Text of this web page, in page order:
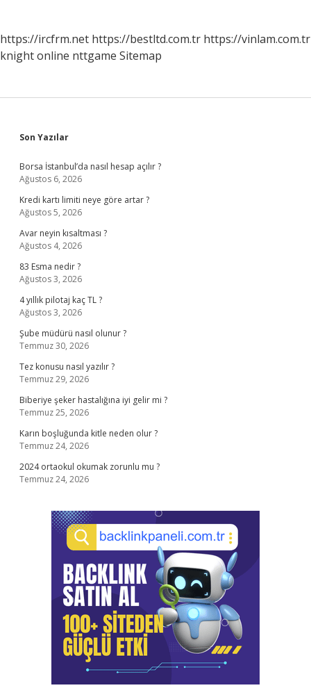
https://ircfrm.net https://bestltd.com.tr https://vinlam.com.tr
knight online nttgame Sitemap
Sidebar
Son Yazılar
Borsa İstanbul’da nasıl hesap açılır ?
Ağustos 6, 2026
Kredi kartı limiti neye göre artar ?
Ağustos 5, 2026
Avar neyin kısaltması ?
Ağustos 4, 2026
83 Esma nedir ?
Ağustos 3, 2026
4 yıllık pilotaj kaç TL ?
Ağustos 3, 2026
Şube müdürü nasıl olunur ?
Temmuz 30, 2026
Tez konusu nasıl yazılır ?
Temmuz 29, 2026
Biberiye şeker hastalığına iyi gelir mi ?
Temmuz 25, 2026
Karın boşluğunda kitle neden olur ?
Temmuz 24, 2026
2024 ortaokul okumak zorunlu mu ?
Temmuz 24, 2026